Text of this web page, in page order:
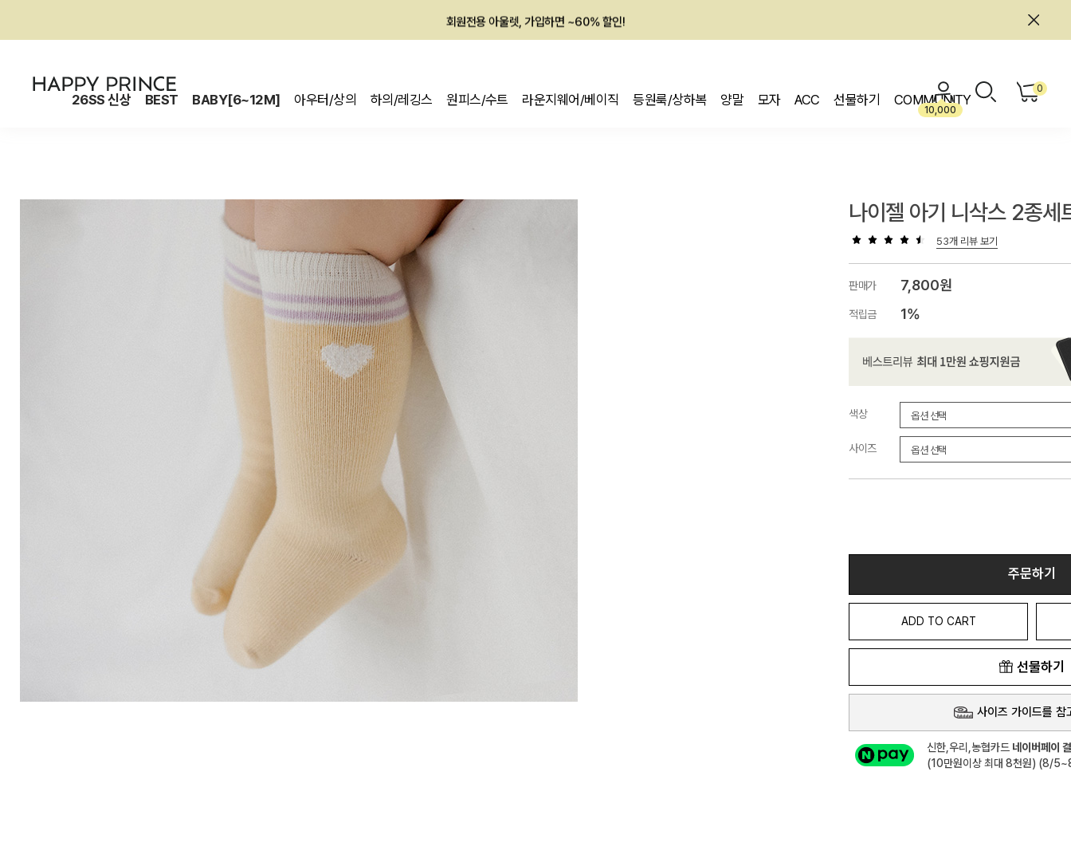
회원전용 아울렛, 가입하면 ~60% 할인!
26SS 신상 BEST BABY[6~12M] 아우터/상의 하의/레깅스 원피스/수트 라운지웨어/베이직 등원룩/상하복 양말 모자 ACC 선물하기 COMMUNITY
10,000
0
나이젤 아기 니삭스 2종세
53개 리뷰 보기
판매가 7,800원
적립금 1%
색상
사이즈
주문하기
ADD TO CART
선물하기
사이즈 가이드를 참
신한,우리,농협카드 네이버페이
(10만원이상 최대 8천원) (8/